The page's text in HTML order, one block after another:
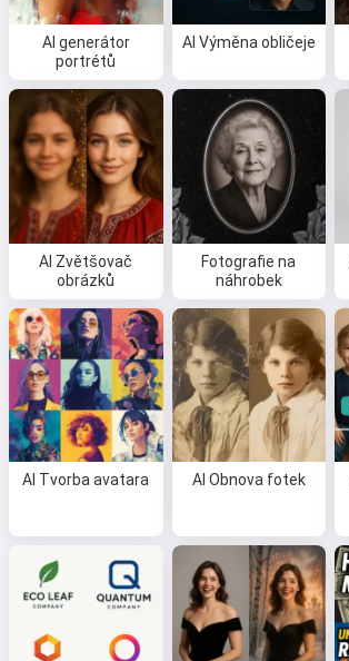
AI generátor
portrétů
AI Výměna obličeje
AI Zvětšovač
obrázků
Fotografie na
náhrobek
AI Tvorba avatara AI Obnova fotek